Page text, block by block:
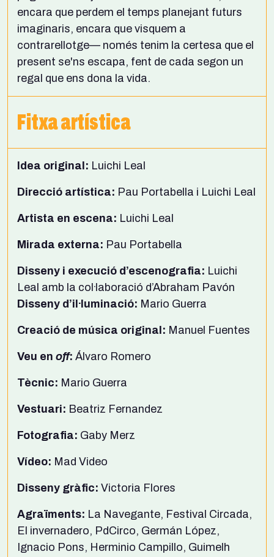
encara que perdem el temps planejant futurs
imaginaris, encara que visquem a
contrarellotge— només tenim la certesa que el
present se'ns escapa, fent de cada segon un
regal que ens dona la vida.
Fitxa artística
Idea original: Luichi Leal
Direcció artística: Pau Portabella i Luichi Leal
Artista en escena: Luichi Leal
Mirada externa: Pau Portabella
Disseny i execució d’escenografia: Luichi
Leal amb la col·laboració d’Abraham Pavón
Disseny d’il·luminació: Mario Guerra
Creació de música original: Manuel Fuentes
Veu en off: Álvaro Romero
Tècnic: Mario Guerra
Vestuari: Beatriz Fernandez
Fotografia: Gaby Merz
Vídeo: Mad Video
Disseny gràfic: Victoria Flores
Agraïments: La Navegante, Festival Circada,
El invernadero, PdCirco, Germán López,
Ignacio Pons, Herminio Campillo, Guimelh